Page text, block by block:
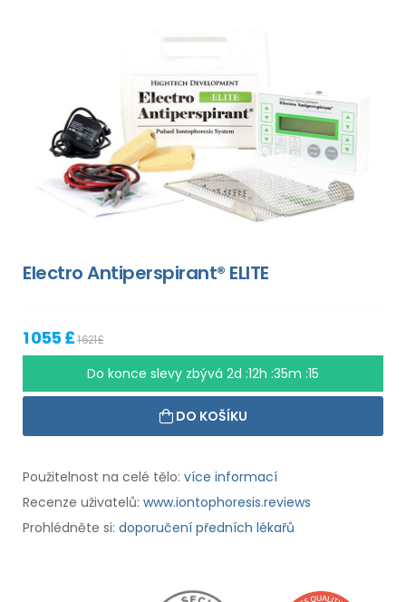
Electro Antiperspirant® ELITE
1 055 £1 621 £
Do konce slevy zbývá 2d :12h :35m :15
DO KOŠÍKU
Použitelnost na celé tělo: více informací
Recenze uživatelů: www.iontophoresis.reviews
Prohlédněte si: doporučení předních lékařů